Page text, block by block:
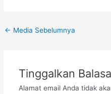
← Media Sebelumnya
Tinggalkan
Alamat email Anda tidak